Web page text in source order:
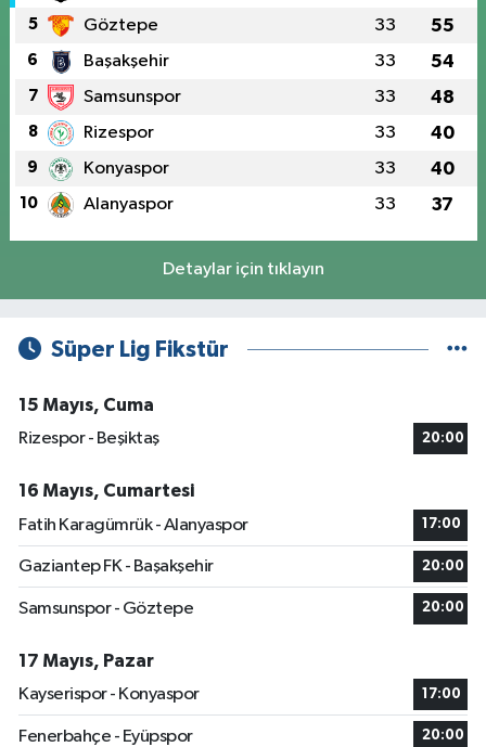
5 Göztepe 33 55
6 Başakşehir 33 54
7 Samsunspor 33 48
8 Rizespor 33 40
9 Konyaspor 33 40
10 Alanyaspor 33 37
Detaylar için tıklayın
Süper Lig Fikstür
15 Mayıs, Cuma
Rizespor - Beşiktaş
20:00
16 Mayıs, Cumartesi
Fatih Karagümrük - Alanyaspor
17:00
Gaziantep FK - Başakşehir 20:00
Samsunspor - Göztepe 20:00
17 Mayıs, Pazar
Kayserispor - Konyaspor
17:00
Fenerbahçe - Eyüpspor 20:00